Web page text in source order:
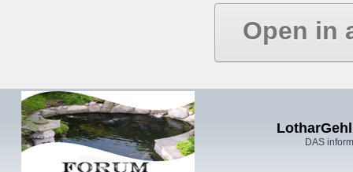
Open in
DAS